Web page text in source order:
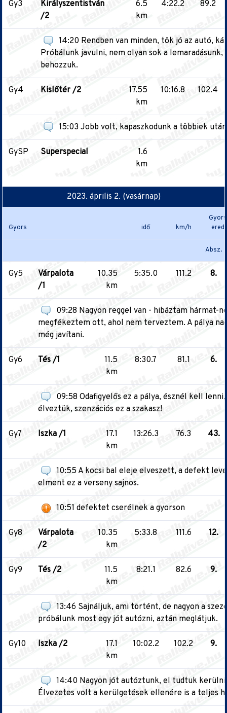
Gy3
Királyszentistván
/2
6.5
km
4:22.2 89.2
14:20 Rendben van minden, tök jó az autó,
Próbálunk javulni, nem olyan sok a lemaradásunk,
behozzuk.
Gy4 Kislőtér /2
17.55
km
10:16.8 102.4
15:03 Jobb volt, kapaszkodunk a többiek
GySP Superspecial
1.6
km
2023. április 2. (vasárnap)
Gyors idő km/h
Absz.
Gy5
Várpalota
/1
10.35
km
5:35.0 111.2 8.
09:28 Nagyon reggel van - hibáztam hármat-
megfékeztem ott, ahol nem terveztem. A pálya
még javítani.
Gy6 Tés /1
11.5
km
8:30.7 81.1 6.
09:58 Odafigyelős ez a pálya, észnél kell lenni,
élveztük, szenzációs ez a szakasz!
Gy7 Iszka /1
17.1
km
13:26.3 76.3 43.
10:55 A kocsi bal eleje elveszett, a defekt
elment ez a verseny sajnos.
10:51 defektet cserélnek a gyorson
Gy8
Várpalota
/2
10.35
km
5:33.8 111.6 12.
Gy9 Tés /2
11.5
km
8:21.1 82.6 9.
13:46 Sajnáljuk, ami történt, de nagyon a
próbálunk most egy jót autózni, aztán meglátjuk.
Gy10 Iszka /2
17.1
km
10:02.2 102.2 9.
14:40 Nagyon jót autóztunk, el tudtuk kerülni
Élvezetes volt a kerülgetések ellenére is a teljes